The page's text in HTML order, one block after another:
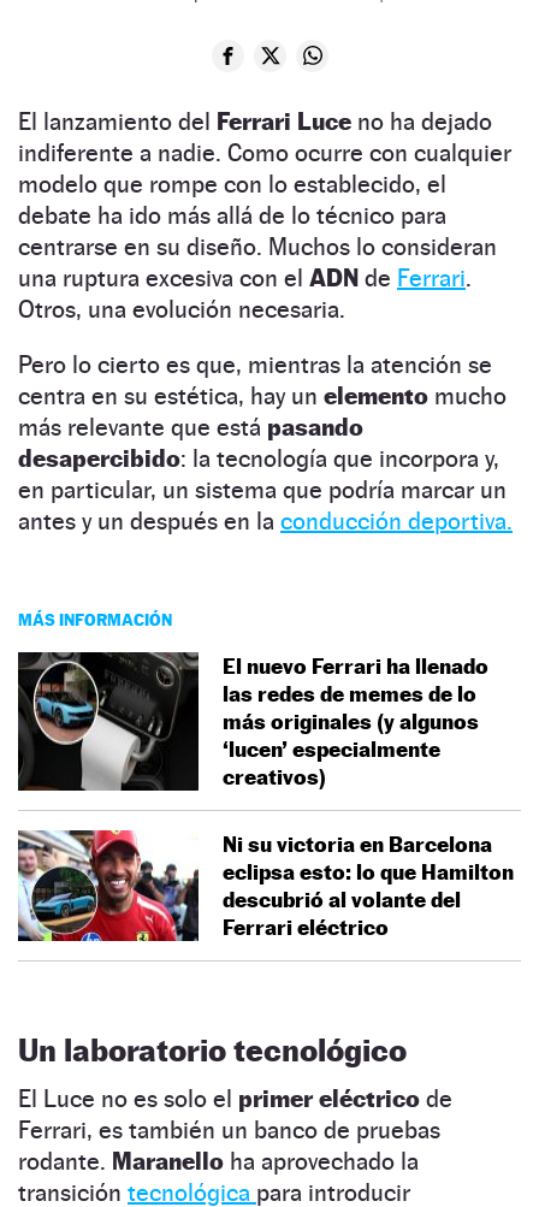
El lanzamiento del Ferrari Luce no ha dejado
indiferente a nadie. Como ocurre con cualquier
modelo que rompe con lo establecido, el
debate ha ido más allá de lo técnico para
centrarse en su diseño. Muchos lo consideran
una ruptura excesiva con el ADN de Ferrari.
Otros, una evolución necesaria.
Pero lo cierto es que, mientras la atención se
centra en su estética, hay un elemento mucho
más relevante que está pasando
desapercibido: la tecnología que incorpora y,
en particular, un sistema que podría marcar un
antes y un después en la conducción deportiva.
MÁS INFORMACIÓN
El nuevo Ferrari ha llenado
las redes de memes de lo
más originales (y algunos
‘lucen’ especialmente
creativos)
Ni su victoria en Barcelona
eclipsa esto: lo que Hamilton
descubrió al volante del
Ferrari eléctrico
Un laboratorio tecnológico
El Luce no es solo el primer eléctrico de
Ferrari, es también un banco de pruebas
rodante. Maranello ha aprovechado la
transición tecnológica para introducir